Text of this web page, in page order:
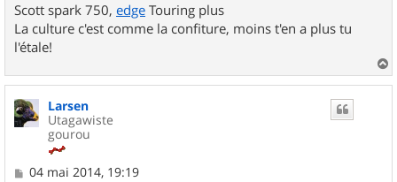
Scott spark 750, edge Touring plus
La culture c'est comme la confiture, moins t'en a plus tu
l'étale!
a
Larsen
Utagawiste
gourou
M
04 mai 2014, 19:19